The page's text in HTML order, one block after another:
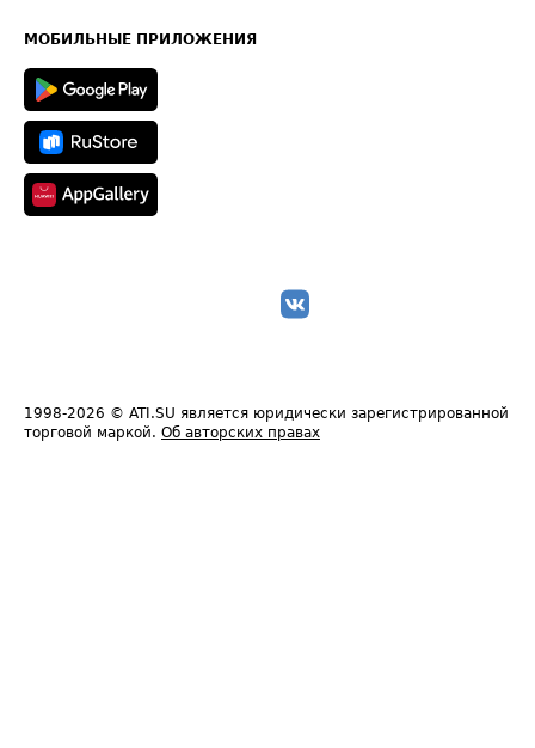
Техническая информация
МОБИЛЬНЫЕ ПРИЛОЖЕНИЯ
1998-2026 © ATI.SU является юридически зарегистрированной
торговой маркой. Об авторских правах